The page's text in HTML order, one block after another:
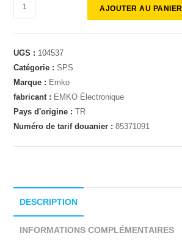
AJOUTER AU PANIER
UGS : 104537
Catégorie :SPS
Marque : Emko
fabricant : EMKO Électronique
Pays d'origine :TR
Numéro de tarif douanier :85371091
DESCRIPTION
INFORMATIONS COMPLÉMENTAIRES